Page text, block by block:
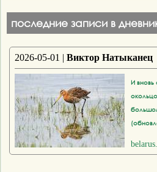
последние записи в
2026-05-01 | Виктор Натыканец
И